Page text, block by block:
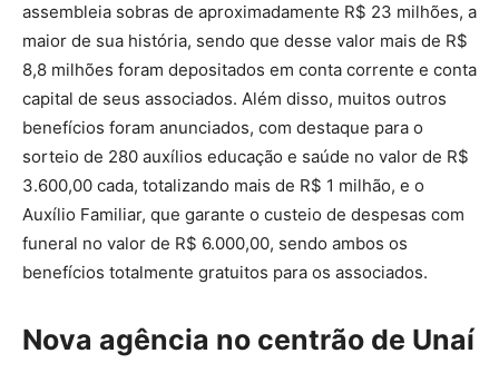
assembleia sobras de aproximadamente R$ 23 milhões, a
maior de sua história, sendo que desse valor mais de R$
8,8 milhões foram depositados em conta corrente e conta
capital de seus associados. Além disso, muitos outros
benefícios foram anunciados, com destaque para o
sorteio de 280 auxílios educação e saúde no valor de R$
3.600,00 cada, totalizando mais de R$ 1 milhão, e o
Auxílio Familiar, que garante o custeio de despesas com
funeral no valor de R$ 6.000,00, sendo ambos os
benefícios totalmente gratuitos para os associados.
Nova agência no centrão de Unaí